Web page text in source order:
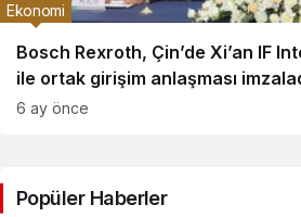
Bosch Rexroth, Çin’de Xi’an IF
ile ortak girişim anlaşması
Ekonomi
6 ay önce
Popüler Haberler